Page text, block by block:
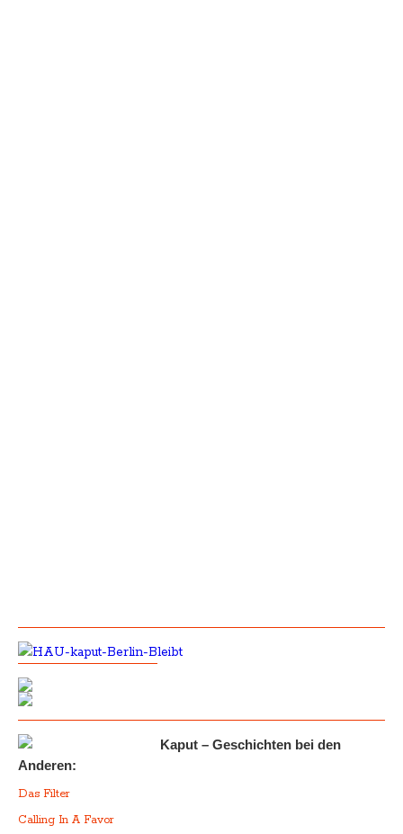
Kaput – Geschichten bei den
Anderen:
Das Filter
Calling In A Favor